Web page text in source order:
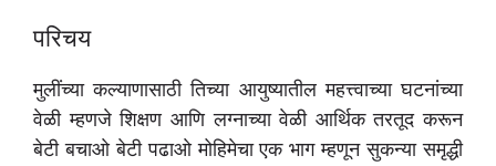
परिचय
मुलींच्या कल्याणासाठी तिच्या आयुष्यातील महत्त्वाच्या घटनांच्या
वेळी म्हणजे शिक्षण आणि लग्नाच्या वेळी आर्थिक तरतूद करून
बेटी बचाओ बेटी पढाओ मोहिमेचा एक भाग म्हणून सुकन्या समृद्धी